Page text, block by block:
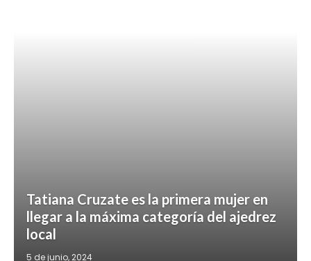
Tatiana Cruzate es la primera mujer en
llegar a la máxima categoría del ajedrez
local
5 de junio, 2024